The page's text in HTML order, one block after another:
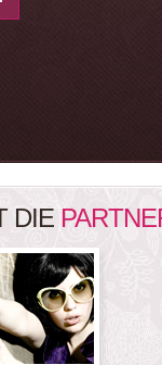
DIE